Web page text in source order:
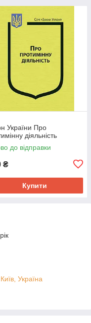
України Про
діяльність
до відправки
₴
Купити
Україна